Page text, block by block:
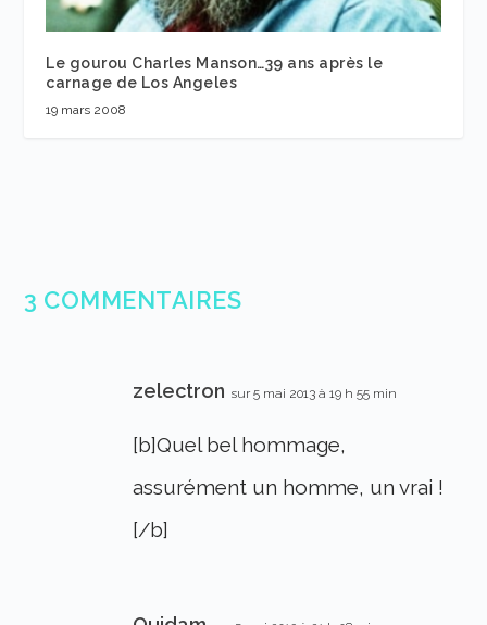
Le gourou Charles Manson…39 ans après le
carnage de Los Angeles
19 mars 2008
3 COMMENTAIRES
zelectron sur 5 mai 2013 à 19 h 55 min
[b]Quel bel hommage,
assurément un homme, un vrai !
[/b]